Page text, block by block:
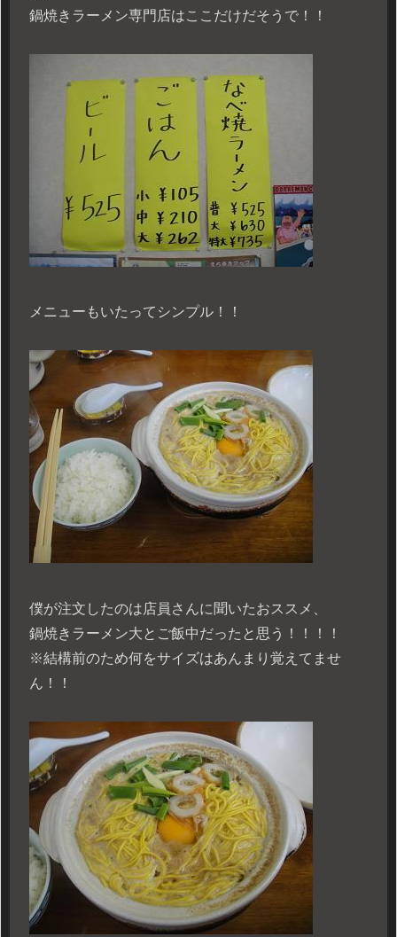
鍋焼きラーメン専門店はここだけだそうで！！
メニューもいたってシンプル！！
僕が注文したのは店員さんに聞いたおススメ、
鍋焼きラーメン大とご飯中だったと思う！！！！
※結構前のため何をサイズはあんまり覚えてませ
ん！！